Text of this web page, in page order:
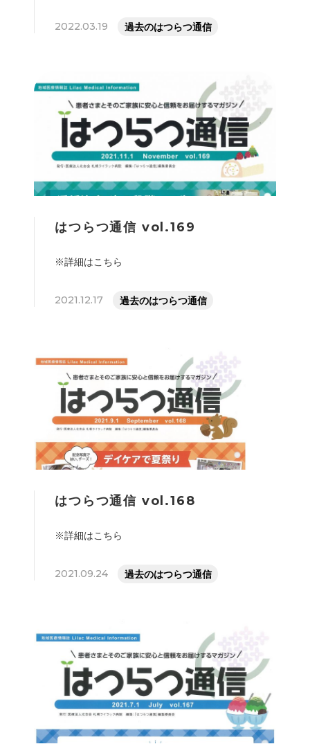
2022.03.19 過去のはつらつ通信
はつらつ通信 vol.169
※詳細はこちら
2021.12.17 過去のはつらつ通信
はつらつ通信 vol.168
※詳細はこちら
2021.09.24 過去のはつらつ通信